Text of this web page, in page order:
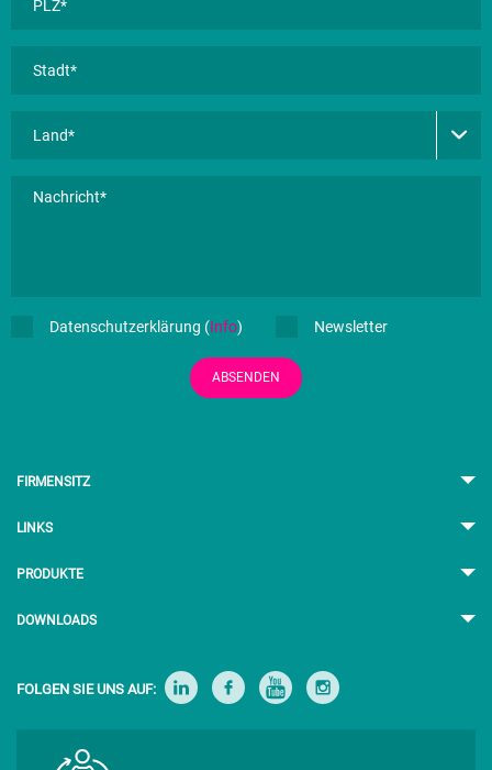
Datenschutzerklärung (Info) Newsletter
ABSENDEN
FIRMENSITZ
LINKS
PRODUKTE
DOWNLOADS
FOLGEN SIE UNS AUF: